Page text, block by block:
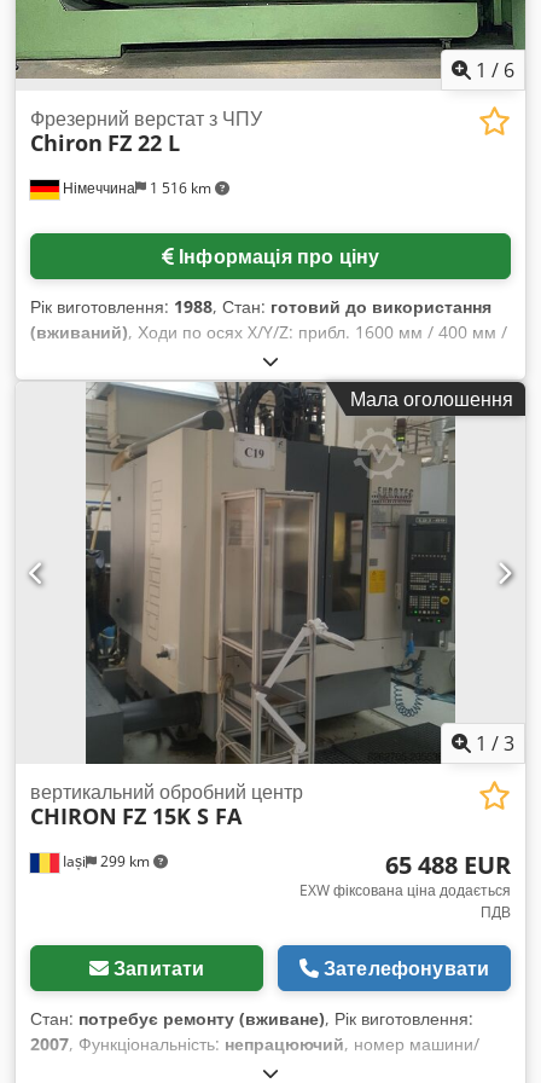
1 / 6
Німеччина 1 516 km
Фрезерний верстат з ЧПУ
Chiron FZ 22 L
Інформація про ціну
Рік виготовлення: 1988, Стан: готовий до використання
(вживаний), Ходи по осях X/Y/Z: прибл. 1600 мм / 400 мм /
425 мм, розміри столу X/Y: 1500 мм / 400 мм, кріплення
інструменту: SK40, кількість місць для інструментів: 20,
оберти шпинделя: 5000 об/хв, розміри верстата X/Y/Z:
прибл. 4000 мм / 2500 мм / 2900 мм, вага: прибл. 7000 кг,
система управління: Siemens Sinumerik System 3,
напрацювання: прибл. 19855 годин. В комплекті близько 12
тримачів для інструменту. Документація в наявності.
Можливий огляд на місці. Chsdpfx Ahjwaa Inoboa
Мала оголошення
1 /3
Iași 299 km
вертикальний обробний центр
CHIRON FZ 15K S FA
65 488 EUR
EXW фіксована ціна додається
ПДВ
Запитати Зателефонувати
Стан: потребує ремонту (вживане), Рік виготовлення:
2007, Функціональність: непрацюючий, номер машини/
191-89, Технічні характеристики: #